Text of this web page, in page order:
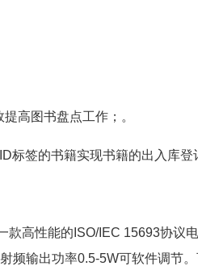
高图书盘点工作；。
签的书籍实现书籍的出入库登
高性能的ISO/IEC 15693协议
频输出功率0.5-5W可软件调节